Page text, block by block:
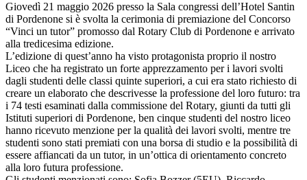
Giovedì 21 maggio 2026 presso la Sala congressi dell’Hotel Santin
di Pordenone si è svolta la cerimonia di premiazione del Concorso
“Vinci un tutor” promosso dal Rotary Club di Pordenone e arrivato
alla tredicesima edizione.
L’edizione di quest’anno ha visto protagonista proprio il nostro
Liceo che ha registrato un forte apprezzamento per i lavori svolti
dagli studenti delle classi quinte superiori, a cui era stato richiesto di
creare un elaborato che descrivesse la professione del loro futuro: tra
i 74 testi esaminati dalla commissione del Rotary, giunti da tutti gli
Istituti superiori di Pordenone, ben cinque studenti del nostro liceo
hanno ricevuto menzione per la qualità dei lavori svolti, mentre tre
studenti sono stati premiati con una borsa di studio e la possibilità di
essere affiancati da un tutor, in un’ottica di orientamento concreto
alla loro futura professione.